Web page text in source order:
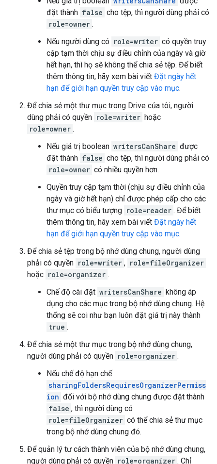
đặt thành false cho tệp, thì người dùng phải có
role=owner .
Nếu người dùng có role=writer có quyền truy
cập tạm thời chịu sự điều chỉnh của ngày và giờ
hết hạn, thì họ sẽ không thể chia sẻ tệp. Để biết
thêm thông tin, hãy xem bài viết Đặt ngày hết
hạn để giới hạn quyền truy cập vào mục.
Để chia sẻ một thư mục trong Drive của tôi, người
dùng phải có quyền role=writer hoặc
role=owner .
Nếu giá trị boolean writersCanShare được
đặt thành false cho tệp, thì người dùng phải có
role=owner có nhiều quyền hơn.
Quyền truy cập tạm thời (chịu sự điều chỉnh của
ngày và giờ hết hạn) chỉ được phép cấp cho các
thư mục có biểu tượng role=reader . Để biết
thêm thông tin, hãy xem bài viết Đặt ngày hết
hạn để giới hạn quyền truy cập vào mục.
Để chia sẻ tệp trong bộ nhớ dùng chung, người dùng
phải có quyền role=writer , role=fileOrganizer
hoặc role=organizer .
Chế độ cài đặt writersCanShare không áp
dụng cho các mục trong bộ nhớ dùng chung. Hệ
thống sẽ coi như bạn luôn đặt giá trị này thành
true .
Để chia sẻ một thư mục trong bộ nhớ dùng chung,
người dùng phải có quyền role=organizer .
Nếu chế độ hạn chế
sharingFoldersRequiresOrganizerPermiss
ion đối với bộ nhớ dùng chung được đặt thành
false , thì người dùng có
role=fileOrganizer có thể chia sẻ thư mục
trong bộ nhớ dùng chung đó.
Để quản lý tư cách thành viên của bộ nhớ dùng chung,
người dùng phải có quyền role=organizer . Chỉ